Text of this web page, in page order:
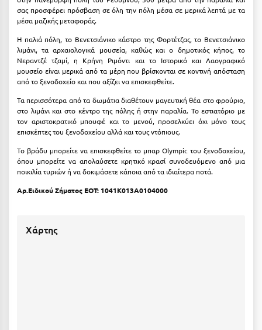
Κοζάνη
Κομοτηνή
Κόνιτσα
Κορώνη
Κουρούτα Ηλείας
Κουφονήσια
Κύθηρα
σας προσφέρει πρόσβαση σε όλη την πόλη μέσα σε μερικά λεπτά με τα
μέσα μαζικής μεταφοράς.
Η παλιά πόλη, το Βενετσιάνικο κάστρο της Φορτέτζας, το Βενετσιάνικο
λιμάνι, τα αρχαιολογικά μουσεία, καθώς και ο δημοτικός κήπος, το
Νεραντζέ τζαμί, η Κρήνη Ριμόντι και το Ιστορικό και Λαογραφικό
μουσείο είναι μερικά από τα μέρη που βρίσκονται σε κοντινή απόσταση
από το ξενοδοχείο και που αξίζει να επισκεφθείτε.
Τα περισσότερα από τα δωμάτια διαθέτουν μαγευτική θέα στο φρούριο,
στο λιμάνι και στο κέντρο της πόλης ή στην παραλία. Το εστιατόριο με
τον αριστοκρατικό μπουφέ και το μενού, προσελκύει όχι μόνο τους
επισκέπτες του ξενοδοχείου αλλά και τους ντόπιους.
Το βράδυ μπορείτε να επισκεφθείτε το μπαρ Olympic του ξενοδοχείου,
όπου μπορείτε να απολαύσετε κρητικό κρασί συνοδευόμενο από μια
ποικιλία τυριών ή να δοκιμάσετε κάποια από τα ιδιαίτερα ποτά.
Aρ.Ειδικού Σήματος ΕΟΤ: 1041Κ013Α0104000
Χάρτης